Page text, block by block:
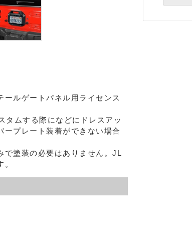
ールゲートパネル用ライセンス
タムする際になどにドレスアッ
ープレート装着ができない場合
で塗装の必要はありません。JL